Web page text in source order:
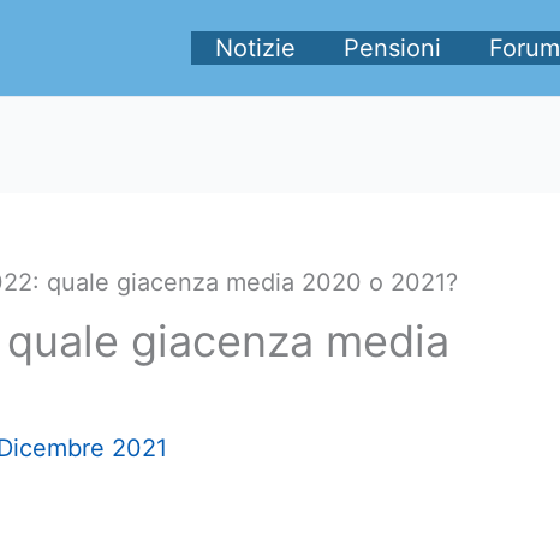
Notizie Pensioni Forum
quale giacenza media 2020 o 2021?
giacenza media
2021